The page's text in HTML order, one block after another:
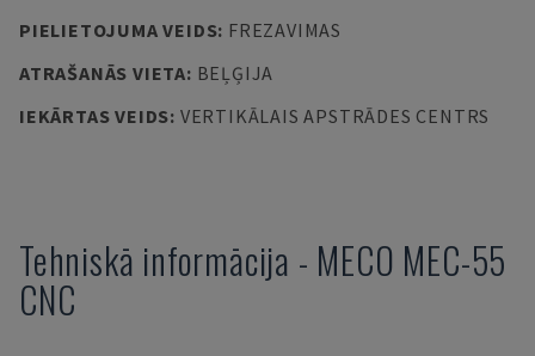
PIELIETOJUMA VEIDS: FREZAVIMAS
ATRAŠANĀS VIETA: BEĻĢIJA
IEKĀRTAS VEIDS: VERTIKĀLAIS APSTRĀDES CENTRS
Tehniskā informācija - MECO MEC-55
CNC